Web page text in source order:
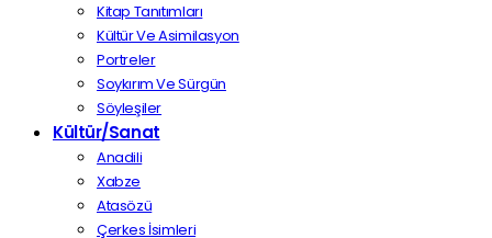
Kitap Tanıtımları
Kültür Ve Asimilasyon
Portreler
Soykırım Ve Sürgün
Söyleşiler
Kültür/Sanat
Anadili
Xabze
Atasözü
Çerkes İsimleri